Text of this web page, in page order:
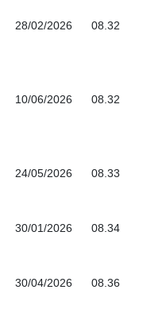
28/02/2026 08.32
10/06/2026 08.32
24/05/2026 08.33
30/01/2026 08.34
30/04/2026 08.36